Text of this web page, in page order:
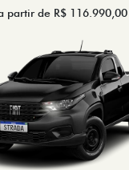
partir de R$ 116.990,00